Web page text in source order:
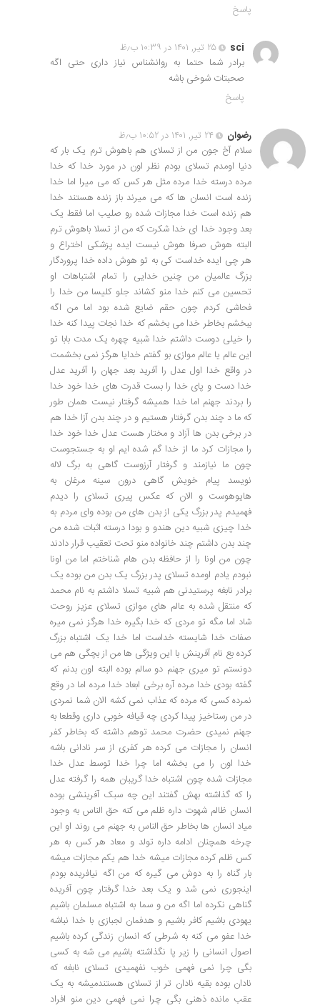
پاسخ
sci
۲۵ تیر, ۱۴۰۱ در ۱۰:۳۹ ب٫ظ
برادر شما حتما به روانشناس نیاز داری حتی اگه
صحبتات شوخی باشه
پاسخ
رضوان
۲۴ تیر, ۱۴۰۱ در ۱۰:۵۲ ب٫ظ
سلام آخ جون من از تسلای هم باهوش ترم یک بار که
دنیا اومدم تسلای بودم نظر اون در مورد خدا که خدا
مرده درسته خدا مرده مثل هر کس که می میرا اما خدا
زنده است انسان ها که می میرند باز زنده هستند خدا
هم زنده است خدا مجازات شده رو صلیب اما فقط یک
بعد وجود خدا ای خدا شکرت که من از تسلا باهوش ترم
البته هوش صرفا هوش نیست ایده پزشکی اختراع و
هر چی ایده خداست کی به تو هوش داده خدا پروردگار
بزرگ عالمیان من چنین خدایی را تمام اشتباهات او
تحسین می کنم خدا منو کشاند جلو کلیسا من خدا را
فحاشی کردم چون حقم ضایع شده بود اما من اگه
ببخشم بخاطر خدا می بخشم که خدا نجات پیدا کنه خدا
را خیلی دوست داشتم خدا شبیه چهره یک مدت بابا تو
این عالم یا عالم موازی بو گفتم خدایا هرگز نمی بخشمت
در واقع خدا اول عدل را آفرید بعد جهان را آفرید عدل
خدا دست و پای خدا را بست قدرت های خدا خود خدا
را بردند جهنم اما خدا همیشه گرفتار نیست همان طور
که ما د چند بدن گرفتار هستیم و در چند بدن آزا خدا هم
در برخی بدن ها آزاد و مختار هست عدل خدا خود خدا
را مجازات کرد ما از خدا گم شده ایم او به جستجوست
چون ما نیازمند و گرفتار آرزوست گاهی به برگ لاله
نویسد پیام خویش گاهی درون سینه مرغان به
هایوهوست و الان که عکس پیری تسلای را دیدم
فهمیدم پدر بزرگ یکی از بدن های من بوده وای مردم به
خدا چیزی شبیه دین هندو و بودا درسته اثبات شده من
چند بدن داشتم چند خانواده منو تحت تعقیب قرار دادند
چون من اونا را از حافظه بدن هام شناختم اما من اونا
نبودم یادم اومده تسلای پدر بزرگ یک بدن من بوده یک
برادر نابغه پرستیدنی هم شبیه تسلا داشتم به نام محمد
که منتقل شده به عالم های موازی تسلای عزیز روحت
شاد اما مگه تو مردی که خدا بگیره خدا هرگز نمی میره
صفات خدا شایسته خداست اما خدا یک اشتباه بزرگ
کرده بع نام آفرینش با این ویژگی ها من از بچگی هم می
دونستم تو میری جهنم دو سالم بوده البته اون بدنم که
گفته بودی خدا مرده آره برخی ابعاد خدا مرده اما در وقع
نمرده کسی که مرده که عذاب نمی کشه الان شما نمردی
در من رستاخیز پیدا کردی چه قیافه خوبی داری وقطعا به
جهنم نمیدی حضرت محمد توهم داشته که بخاطر کفر
انسان را مجازات می کرده هر کفری از سر نادانی باشه
خدا اون را می بخشه اما چرا خدا توسط عدل خدا
مجازات شده چون اشتباه خدا گریبان همه را گرفته عدل
را که گذاشته بهش گفتند این چه سبک آفرینشی بوده
انسان ظالم شهوت داره ظلم می کنه حق الناس به وجود
میاد انسان ها بخاطر حق الناس به جهنم می روند او این
چرخه همچنان ادامه داره تولد و معاد هر کس به هر
کس ظلم کرده مجازات میشه خدا هم یکم مجازات میشه
بار گناه را به دوش می گیره که من اگه نیافریده بودم
اینجوری نمی شد و یک بعد خدا گرفتار چون آفریده
گناهی نکرده اما اگه من و سما به اشتباه مسلمان باشیم
یهودی باشیم کافر باشیم و هدفمان لجبازی با خدا نباشه
خدا عفو می کنه به شرطی که انسان زندگی کرده باشیم
اصول انسانی را زیر پا نگذاشته باشیم می شه به کسی
بگی چرا نمی فهمی خوب نفهمیدی تسلای نابغه که
نادان بوده بقیه نادان تر از تسلای هستندمیشه به یک
عقب مانده ذهنی بگی چرا نمی فهمی دین منو افراد